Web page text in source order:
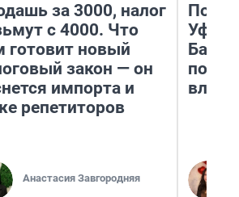
за 3000, налог
с 4000. Что
готовит новый
закон — он
импорта и
репетиторов
Анастасия Завгородняя
Уфы: